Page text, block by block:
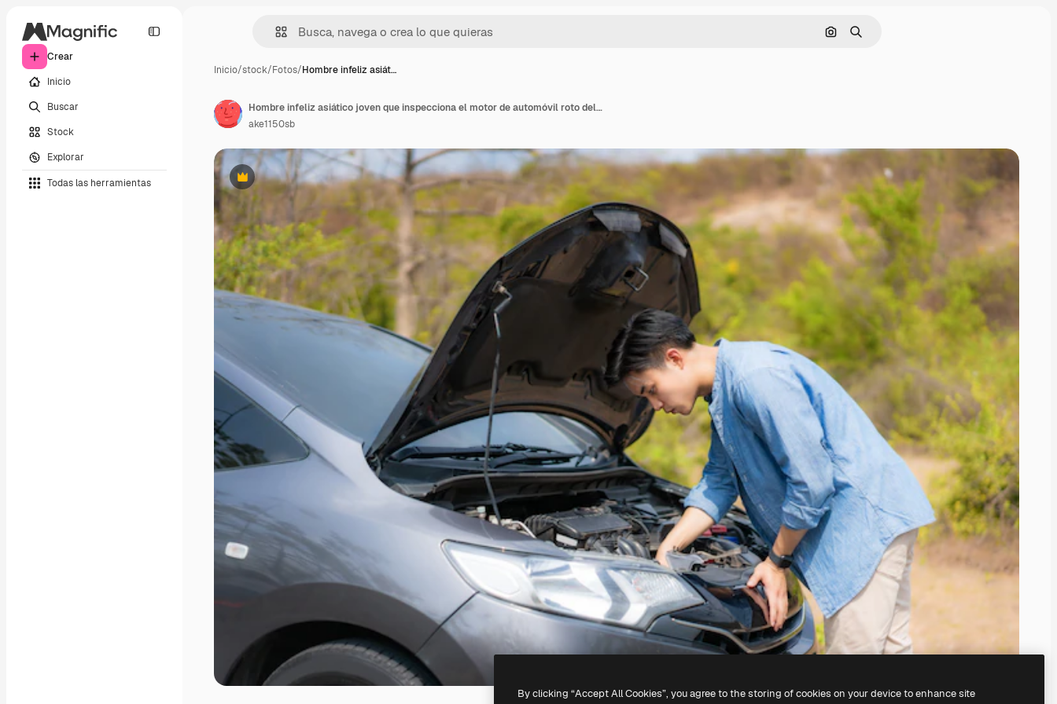
Crear
Inicio
Buscar
Stock
Explorar
Todas las herramientas
Buscar por imagen
Buscar
Inicio/stock/Fotos/Hombre infeliz asiát…
Premium
Hombre infeliz asiático joven que inspecciona el motor de automóvil roto delante del capó abierto averiado coche en Country Road esperando servicio de asistencia en carretera.
ake1150sb
By clicking “Accept All Cookies”, you agree to the storing of cookies on your device to enhance site